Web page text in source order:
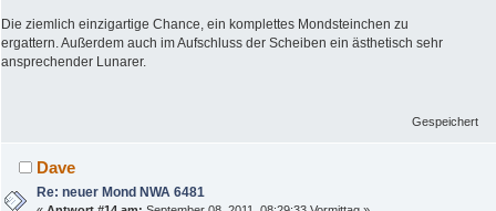
Die ziemlich einzigartige Chance, ein komplettes Mondsteinchen zu
ergattern. Außerdem auch im Aufschluss der Scheiben ein ästhetisch sehr
ansprechender Lunarer.
Gespeichert
Dave
Re: neuer Mond NWA 6481